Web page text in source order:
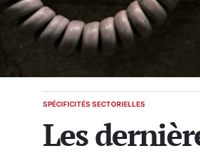
POSTED
SPÉCIFICITÉS SECTORIELLES
Les